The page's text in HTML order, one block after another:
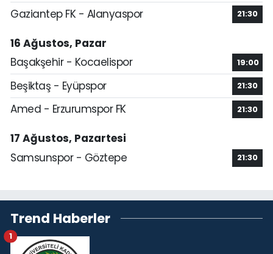
Gaziantep FK - Alanyaspor 21:30
16 Ağustos, Pazar
Başakşehir - Kocaelispor
19:00
Beşiktaş - Eyüpspor 21:30
Amed - Erzurumspor FK 21:30
17 Ağustos, Pazartesi
Samsunspor - Göztepe
21:30
Trend Haberler
1